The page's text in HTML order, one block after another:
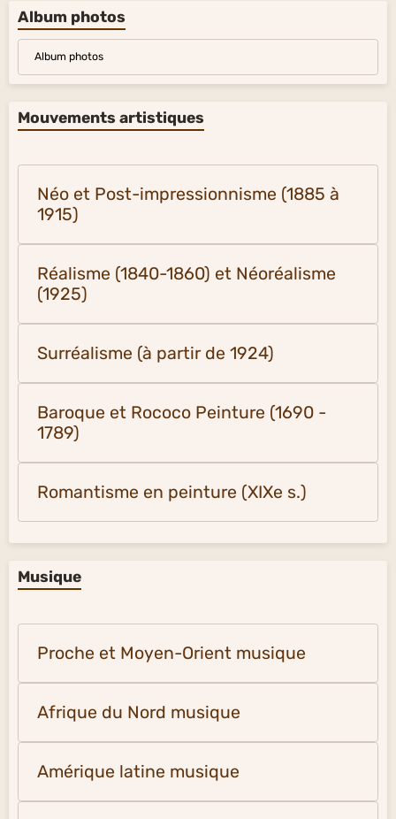
Album photos
Album photos
Mouvements artistiques
Néo et Post-impressionnisme (1885 à
1915)
Réalisme (1840-1860) et Néoréalisme
(1925)
Surréalisme (à partir de 1924)
Baroque et Rococo Peinture (1690 -
1789)
Romantisme en peinture (XIXe s.)
Musique
Proche et Moyen-Orient musique
Afrique du Nord musique
Amérique latine musique